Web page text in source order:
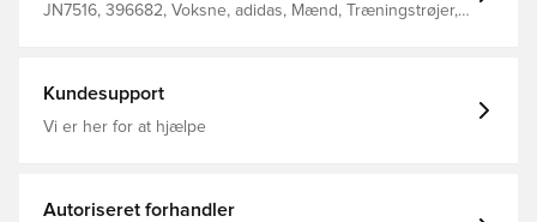
at fugt ikke bryder dit fokus. Slank pasform Crewneck
JN7516, 396682, Voksne, adidas, Mænd, Træningstrøjer,
Kundesupport
Vi er her for at hjælpe
Autoriseret forhandler